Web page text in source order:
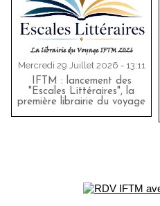
Mercredi 29 Juillet 2026 - 13:11
IFTM : lancement des
"Escales Littéraires", la
première librairie du voyage